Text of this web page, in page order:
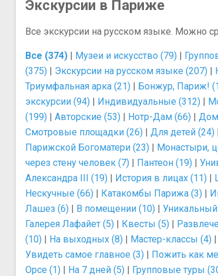
Экскурсии в Париже
Все экскурсии на русском языке. Можно
Все (374) | Музеи и искусство (79) |
(375) | Экскурсии на русском языке (207) |
Триумфальная арка (21) | Бонжур, Париж!
экскурсии (94) | Индивидуальные (312) |
(199) | Авторские (53) | Нотр-Дам (66) | Дом
Смотровые площадки (26) | Для детей (24) |
Парижской Богоматери (23) | Монастыри,
через стену человек (7) | Пантеон (19) |
Александра III (19) | История в лицах (11) |
Нескучные (66) | Катакомбы Парижа (3) |
Лашез (6) | В помещении (10) |
Галерея Лафайет (5) | Квесты (5) |
(10) | На выходных (8) | Мастер-классы (4) |
Увидеть самое главное (3) | Пожить как
Орсе (1) | На 7 дней (5) | Групповые туры